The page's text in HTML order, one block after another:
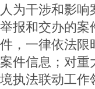
人为干涉和影
举报和交办的案
件，一律依法限
案件信息；对重
境执法联动工作